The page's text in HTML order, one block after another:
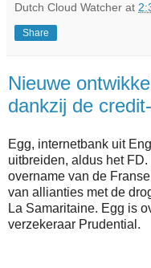
Dutch Cloud Watcher at
Share
Nieuwe
dankzij de
Egg, internetbank uit
uitbreiden, aldus het
overname van de
van allianties met de
La Samaritaine. Egg is
verzekeraar Prudential.